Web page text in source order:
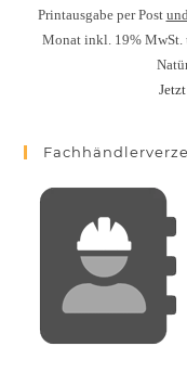
Printausgabe per Post und
Monat inkl. 19% MwSt.
Jetzt